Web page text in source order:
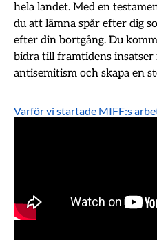
hela landet. Med en
du att lämna spår efter dig
efter din bortgång. Du
bidra till framtidens insatser
antisemitism och skapa en
Varför vi startade MIFF:s